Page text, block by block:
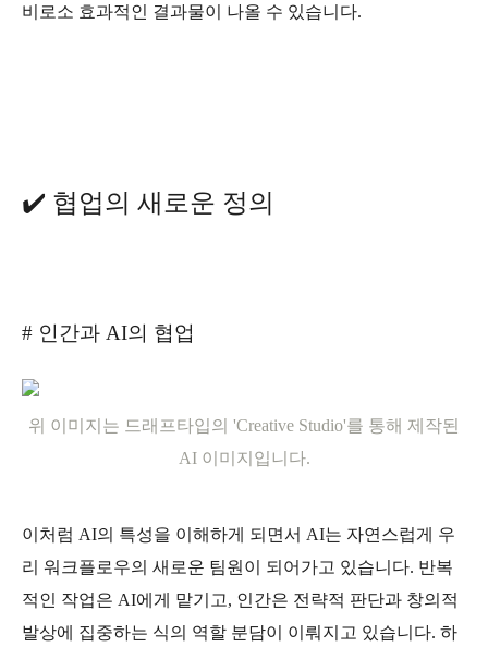
비로소 효과적인 결과물이 나올 수 있습니다.
✔️ 협업의 새로운 정의
# 인간과 AI의 협업
위 이미지는 드래프타입의 'Creative Studio'를 통해 제작된
AI 이미지입니다.
이처럼 AI의 특성을 이해하게 되면서 AI는 자연스럽게 우
리 워크플로우의 새로운 팀원이 되어가고 있습니다. 반복
적인 작업은 AI에게 맡기고, 인간은 전략적 판단과 창의적
발상에 집중하는 식의 역할 분담이 이뤄지고 있습니다. 하